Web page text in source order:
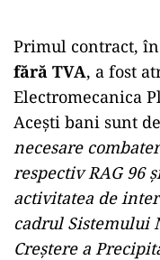
Primul contract,
fără TVA, a fost
Electromecanica
Acești bani sunt
necesare
respectiv RAG 96
activitatea de
cadrul Sistemului
Creștere a